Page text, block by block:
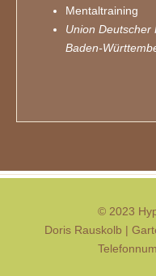
Mentaltraining
Union Deutscher
Baden-
© 2023
Doris Rauskolb |